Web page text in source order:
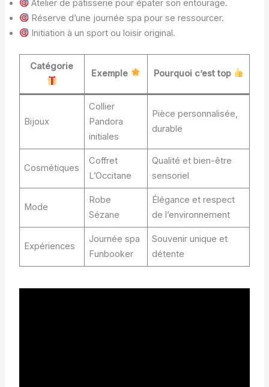
Atelier de pâtisserie pour épater son entourage.
Réserve d’une journée spa pour se ressourcer.
Initiation à un sport ou loisir original.
Catégorie
Exemple Pourquoi c’est top
Bijoux
Collier
Pandora
initiales
Pièce personnalisée,
durable
Cosmétiques
Coffret
L’Occitane
Qualité et bien-être
sensoriel
Mode
Robe
Sézane
Élégance et respect
de l’environnement
Expériences
Journée spa
Funbooker
Souvenir unique et
détente